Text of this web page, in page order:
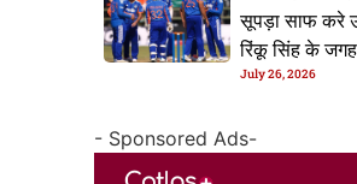
सूपड़ा साफ करे
रिंकू सिंह के जगह
के मिल सकेला
July 26, 2026
- Sponsored Ads-